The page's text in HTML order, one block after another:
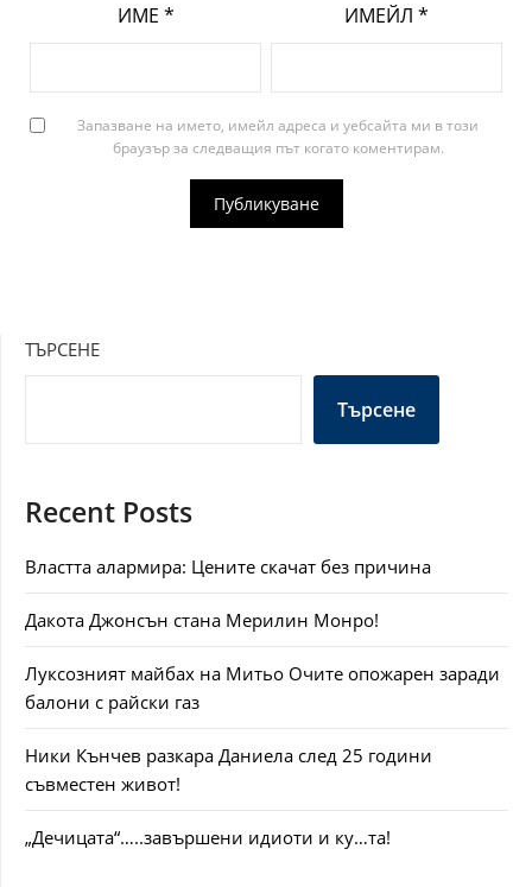
ИМЕ * ИМЕЙЛ *
Запазване на името, имейл адреса и уебсайта ми в този
браузър за следващия път когато коментирам.
ТЪРСЕНЕ
Търсене
Recent Posts
Властта алармира: Цените скачат без причина
Дакота Джонсън стана Мерилин Монро!
Луксозният майбах на Митьо Очите опожарен заради
балони с райски газ
Ники Кънчев разкара Даниела след 25 години
съвместен живот!
„Дечицата“…..завършени идиоти и ку…та!